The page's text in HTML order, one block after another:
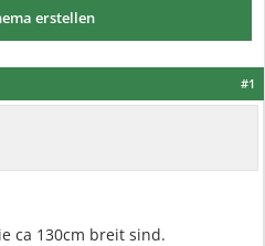
erstellen
#1
ca 130cm breit sind.